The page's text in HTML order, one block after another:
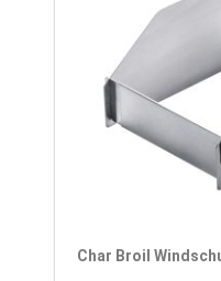
Char Broil